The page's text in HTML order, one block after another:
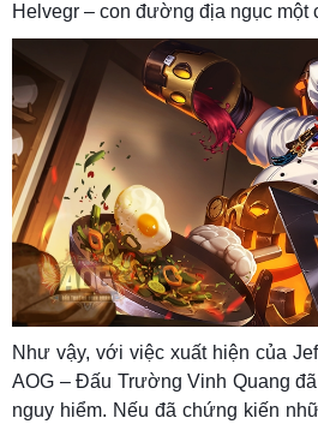
Helvegr – con đường địa ngục một
Như vậy, với việc xuất hiện của
AOG – Đấu Trường Vinh Quang
nguy hiểm. Nếu đã chứng kiến